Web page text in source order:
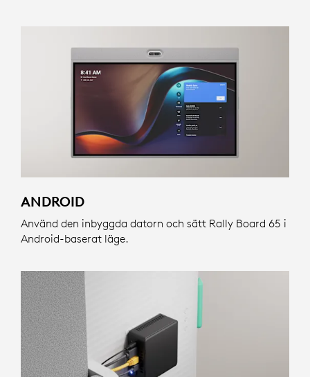
ANDROID
Använd den inbyggda datorn och sätt Rally Board 65 i
Android-baserat läge.